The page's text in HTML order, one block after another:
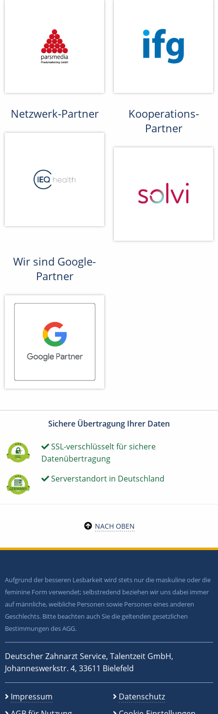
Netzwerk-Partner
Kooperations-
Partner
Wir sind Google-
Partner
Sichere Übertragung Ihrer Daten
SSL-verschlüsselt für sichere
Datenübertragung
Serverstandort in Deutschland
NACH OBEN
Aufgrund der besseren Lesbarkeit wird stets nur die maskuline oder die
feminine Form verwendet; selbstredend beziehen wir uns dabei immer
auf männliche, weibliche Personen sowie Personen eines anderen
Geschlechts. Bitte beachten auch Sie die geltenden gesetzlichen
Bestimmungen des AGG.
Deutscher Zahnarzt Service, Talentzeit GmbH,
Johanneswerkstr. 4, 33611 Bielefeld
Impressum
Datenschutz